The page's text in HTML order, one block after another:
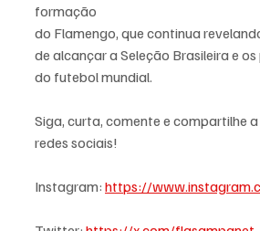
formação
do Flamengo, que continua
de alcançar a Seleção Brasileira e
do futebol mundial.
Siga, curta, comente e compartilhe
redes sociais!
Instagram: https://